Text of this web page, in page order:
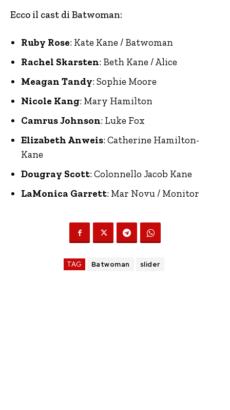
Ecco il cast di Batwoman:
Ruby Rose: Kate Kane / Batwoman
Rachel Skarsten: Beth Kane / Alice
Meagan Tandy: Sophie Moore
Nicole Kang: Mary Hamilton
Camrus Johnson: Luke Fox
Elizabeth Anweis: Catherine Hamilton-
Kane
Dougray Scott: Colonnello Jacob Kane
LaMonica Garrett: Mar Novu / Monitor
TAG Batwoman slider